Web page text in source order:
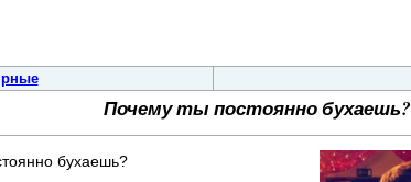
Почему ты постоянно бухаешь?
бухаешь?